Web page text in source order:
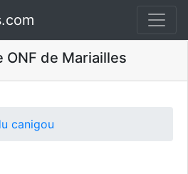
de Mariailles
canigou